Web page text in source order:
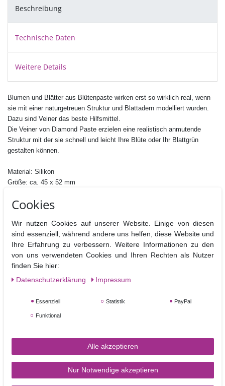
Beschreibung
Technische Daten
Weitere Details
Blumen und Blätter aus Blütenpaste wirken erst so wirklich real, wenn
sie mit einer naturgetreuen Struktur und Blattadern modelliert wurden.
Dazu sind Veiner das beste Hilfsmittel.
Die Veiner von Diamond Paste erzielen eine realistisch anmutende
Struktur mit der sie schnell und leicht Ihre Blüte oder Ihr Blattgrün
gestalten können.
Material: Silikon
Größe: ca. 45 x 52 mm
Ähnliche Artikel
Blumendraht 20 g grün - 25 Drähte pro Packung
Cookies
Wir nutzen Cookies auf unserer Website. Einige von diesen
sind essenziell, während andere uns helfen, diese Website und
Ihre Erfahrung zu verbessern. Weitere Informationen zu den
von uns verwendeten Cookies und Ihren Rechten als Nutzer
finden Sie hier:
Daten­schutz­erklärung
Impressum
Essenziell Statistik PayPal
Funktional
Alle akzeptieren
Nur Notwendige akzeptieren